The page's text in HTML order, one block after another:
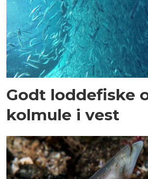
Godt loddefiske
kolmule i vest